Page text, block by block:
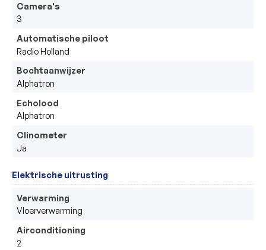
Camera's
3
Automatische piloot
Radio Holland
Bochtaanwijzer
Alphatron
Echolood
Alphatron
Clinometer
Ja
Elektrische uitrusting
Verwarming
Vloerverwarming
Airconditioning
2